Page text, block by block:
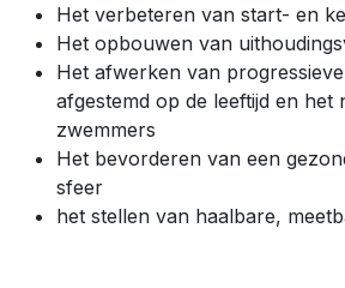
Het verbeteren van start- en
Het opbouwen van
Het afwerken van
afgestemd op de leeftijd en het
zwemmers
Het bevorderen van een
sfeer
het stellen van haalbare,